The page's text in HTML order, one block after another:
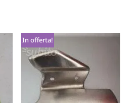
In offerta!